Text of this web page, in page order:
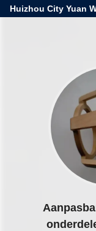
Huizhou City Yuan